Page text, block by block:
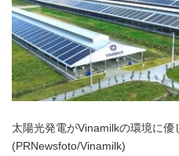
太陽光発電がVinamilkの環境に
(PRNewsfoto/Vinamilk)